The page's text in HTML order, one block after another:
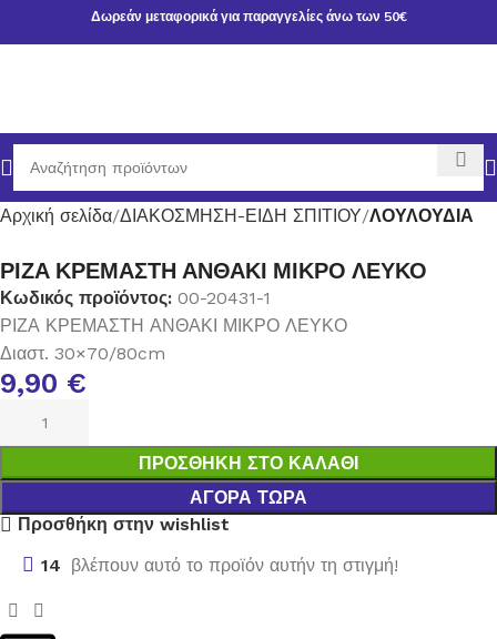
Δωρεάν μεταφορικά για παραγγελίες άνω των 50€
Αρχική σελίδα ΔΙΑΚΟΣΜΗΣΗ-ΕΙΔΗ ΣΠΙΤΙΟΥ ΛΟΥΛΟΥΔΙΑ
ΡΙΖΑ ΚΡΕΜΑΣΤΗ ΑΝΘΑΚΙ ΜΙΚΡΟ ΛΕΥΚΟ
Κωδικός προϊόντος: 00-20431-1
ΡΙΖΑ ΚΡΕΜΑΣΤΗ ΑΝΘΑΚΙ ΜΙΚΡΟ ΛΕΥΚΟ
Διαστ. 30×70/80cm
9,90 €
ΠΡΟΣΘΉΚΗ ΣΤΟ ΚΑΛΆΘΙ
ΑΓΟΡΆ ΤΏΡΑ
Προσθήκη στην wishlist
14 βλέπουν αυτό το προϊόν αυτήν τη στιγμή!